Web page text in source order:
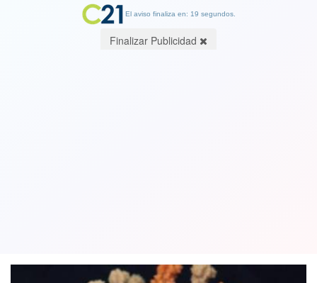
El aviso finaliza en: 19 segundos.
Finalizar Publicidad